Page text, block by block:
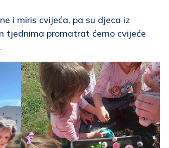
i miris cvijeća, pa su djeca iz
tjednima promatrat ćemo cvijeće